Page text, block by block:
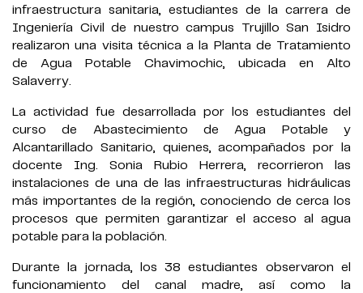
infraestructura sanitaria, estudiantes de la carrera de
Ingeniería Civil de nuestro campus Trujillo San Isidro
realizaron una visita técnica a la Planta de Tratamiento
de Agua Potable Chavimochic, ubicada en Alto
Salaverry.
La actividad fue desarrollada por los estudiantes del
curso de Abastecimiento de Agua Potable y
Alcantarillado Sanitario, quienes, acompañados por la
docente Ing. Sonia Rubio Herrera, recorrieron las
instalaciones de una de las infraestructuras hidráulicas
más importantes de la región, conociendo de cerca los
procesos que permiten garantizar el acceso al agua
potable para la población.
Durante la jornada, los 38 estudiantes observaron el
funcionamiento del canal madre, así como la